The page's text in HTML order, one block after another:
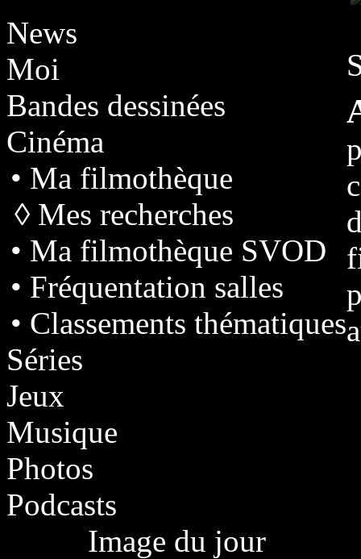
News
Moi
Bandes dessinées
Cinéma
• Ma filmothèque
◊ Mes recherches
• Ma filmothèque SVOD
• Fréquentation salles
• Classements thématiques
Séries
Jeux
Musique
Photos
Podcasts
Image du jour